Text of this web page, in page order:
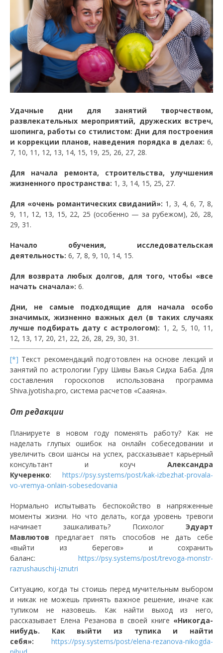
Удачные дни для занятий творчеством,
развлекательных мероприятий, дружеских встреч,
шопинга, работы со стилистом: Дни для построения
и коррекции планов, наведения порядка в делах: 6,
7, 10, 11, 12, 13, 14, 15, 19, 25, 26, 27, 28.
Для начала ремонта, строительства, улучшения
жизненного пространства: 1, 3, 14, 15, 25, 27.
Для «очень романтических свиданий»: 1, 3, 4, 6, 7, 8,
9, 11, 12, 13, 15, 22, 25 (особенно — за рубежом), 26, 28,
29, 31.
Начало обучения, исследовательская
деятельность: 6, 7, 8, 9, 10, 14, 15.
Для возврата любых долгов, для того, чтобы «все
начать сначала»: 6.
Дни, не самые подходящие для начала особо
значимых, жизненно важных дел (в таких случаях
лучше подбирать дату с астрологом): 1, 2, 5, 10, 11,
12, 13, 17, 20, 21, 22, 26, 28, 29, 30, 31.
[*] Текст рекомендаций подготовлен на основе лекций и
занятий по астрологии Гуру Шивы Вакья Сидха Баба. Для
составления гороскопов использована программа
Shiva.jyotisha.pro, система расчетов «Сааяна».
От редакции
Планируете в новом году поменять работу? Как не
наделать глупых ошибок на онлайн собеседовании и
увеличить свои шансы на успех, рассказывает карьерный
консультант и коуч Александра
Кучеренко: https://psy.systems/post/kak-izbezhat-provala-
vo-vremya-onlain-sobesedovania
Нормально испытывать беспокойство в напряженные
моменты жизни. Но что делать, когда уровень тревоги
начинает зашкаливать? Психолог Эдуарт
Мавлютов предлагает пять способов не дать себе
«выйти из берегов» и сохранить
баланс: https://psy.systems/post/trevoga-monstr-
razrushauschij-iznutri
Ситуацию, когда ты стоишь перед мучительным выбором
и никак не можешь принять важное решение, иначе как
тупиком не назовешь. Как найти выход из него,
рассказывает Елена Резанова в своей книге «Никогда-
нибудь. Как выйти из тупика и найти
себя»:
https://psy.systems/post/elena-rezanova-nikogda-